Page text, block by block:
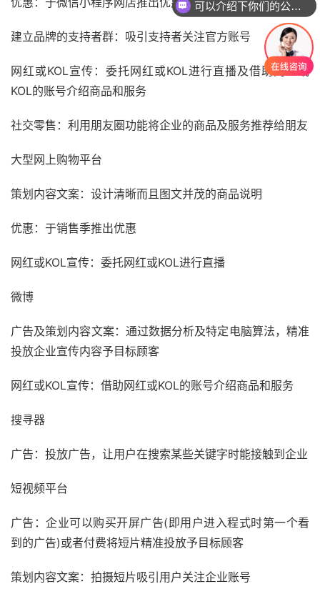
建立品牌的支持者群：吸引支持者关注官方账号
网红或KOL宣传：委托网红或KOL进行直播及借助网红或
KOL的账号介绍商品和服务
社交零售：利用朋友圈功能将企业的商品及服务推荐给朋友
大型网上购物平台
策划内容文案：设计清晰而且图文并茂的商品说明
优惠：于销售季推出优惠
网红或KOL宣传：委托网红或KOL进行直播
微博
广告及策划内容文案：通过数据分析及特定电脑算法，精准
投放企业宣传内容予目标顾客
网红或KOL宣传：借助网红或KOL的账号介绍商品和服务
搜寻器
广告：投放广告，让用户在搜索某些关键字时能接触到企业
短视频平台
广告：企业可以购买开屏广告(即用户进入程式时第一个看
到的广告)或者付费将短片精准投放予目标顾客
策划内容文案：拍摄短片吸引用户关注企业账号
你们是怎么收费的呢